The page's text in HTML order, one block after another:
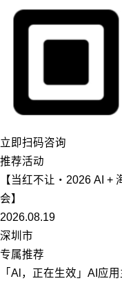
立即扫码咨询
推荐活动
【当红不让・2026 AI +
会】
2026.08.19
深圳市
专属推荐
「Al，正在生效」AI应